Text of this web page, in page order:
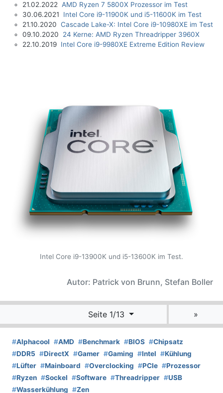
21.02.2022 AMD Ryzen 7 5800X Prozessor im Test
30.06.2021 Intel Core i9-11900K und i5-11600K im Test
21.10.2020 Cascade Lake-X: Intel Core i9-10980XE im Test
09.10.2020 24 Kerne: AMD Ryzen Threadripper 3960X
22.10.2019 Intel Core i9-9980XE Extreme Edition Review
Intel Core i9-13900K und i5-13600K im Test.
Autor: Patrick von Brunn, Stefan Boller
Seite 1/13 »
#Alphacool #AMD #Benchmark #BIOS #Chipsatz
#DDR5 #DirectX #Gamer #Gaming #Intel #Kühlung
#Lüfter #Mainboard #Overclocking #PCIe #Prozessor
#Ryzen #Sockel #Software #Threadripper #USB
#Wasserkühlung #Zen